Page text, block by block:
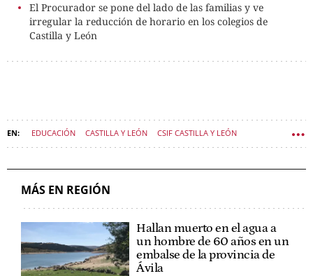
El Procurador se pone del lado de las familias y ve
irregular la reducción de horario en los colegios de
Castilla y León
EDUCACIÓN CASTILLA Y LEÓN CSIF CASTILLA Y LEÓN
MÁS EN REGIÓN
Hallan muerto en el agua a
un hombre de 60 años en un
embalse de la provincia de
Ávila